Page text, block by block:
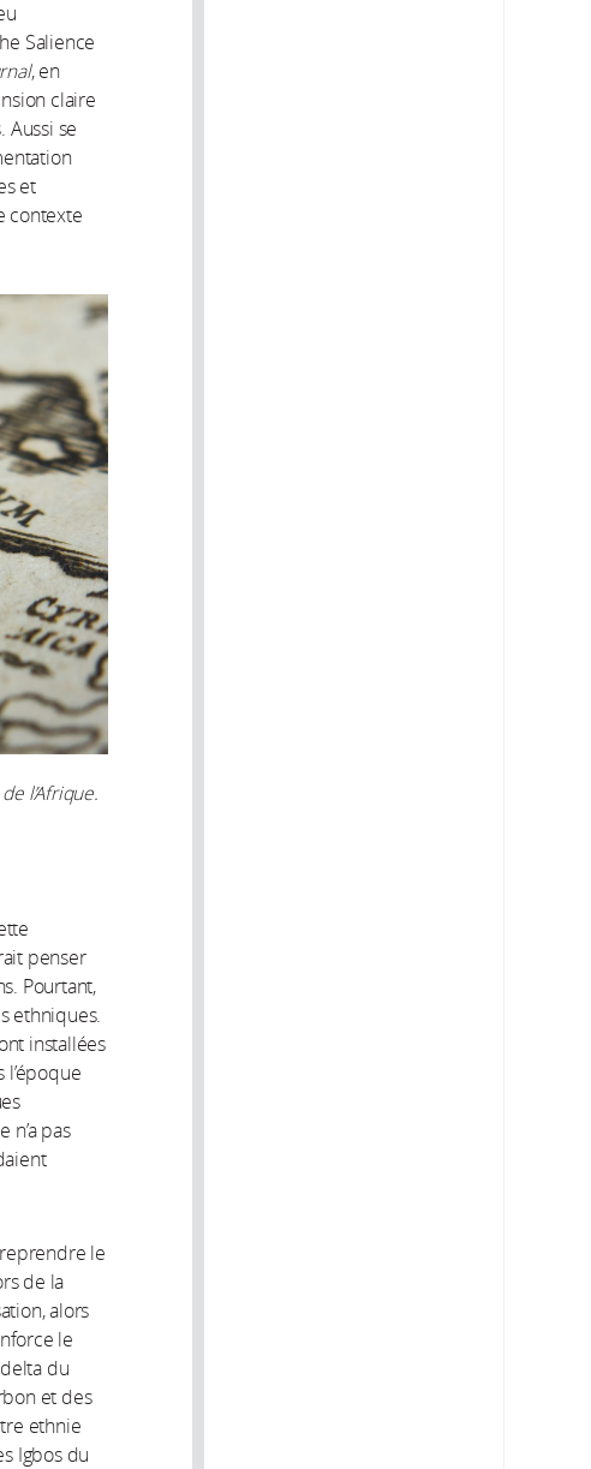
Salience
, en
claire
se
et
contexte
l’Afrique.
penser
Pourtant,
ethniques.
installées
n’a pas
le
de la
alors
le
du
et des
ethnie
Igbos du